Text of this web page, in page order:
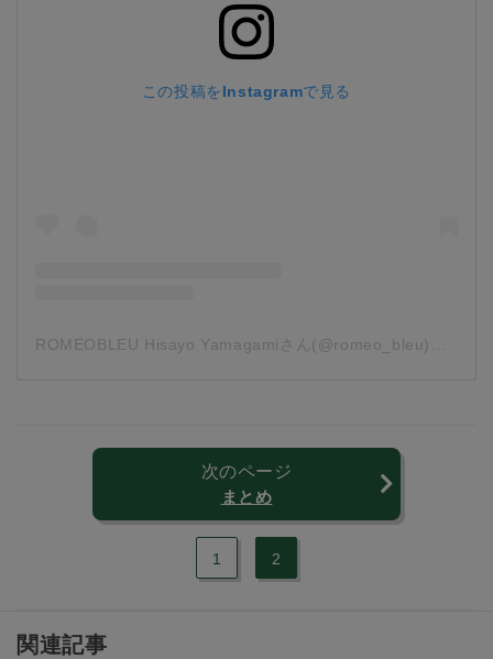
この投稿をInstagramで見る
ROMEOBLEU Hisayo Yamagamiさん(@romeo_bleu)がシェアした投稿
次のページ
まとめ
1 2
関連記事